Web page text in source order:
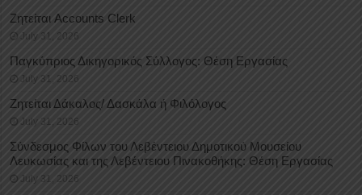
Ζητείται Accounts Clerk
July 31, 2026
Παγκύπριος Δικηγορικός Σύλλογος: Θέση Εργασίας
July 31, 2026
Ζητείται Δάκαλος/ Δασκάλα ή Φιλόλογος
July 31, 2026
Σύνδεσμος Φίλων του Λεβέντειου Δημοτικού Μουσείου
Λευκωσίας και της Λεβέντειου Πινακοθήκης: Θέση Εργασίας
July 31, 2026